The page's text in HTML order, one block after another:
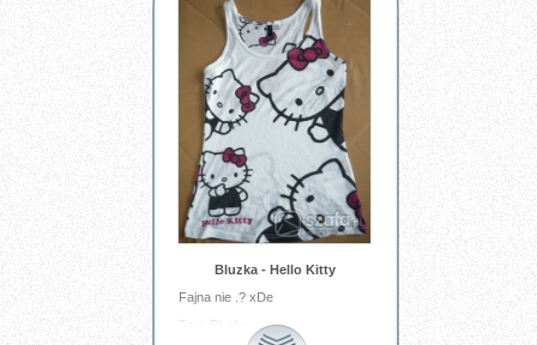
Bluzka - Hello Kitty
Fajna nie .? xDe
Bluzka